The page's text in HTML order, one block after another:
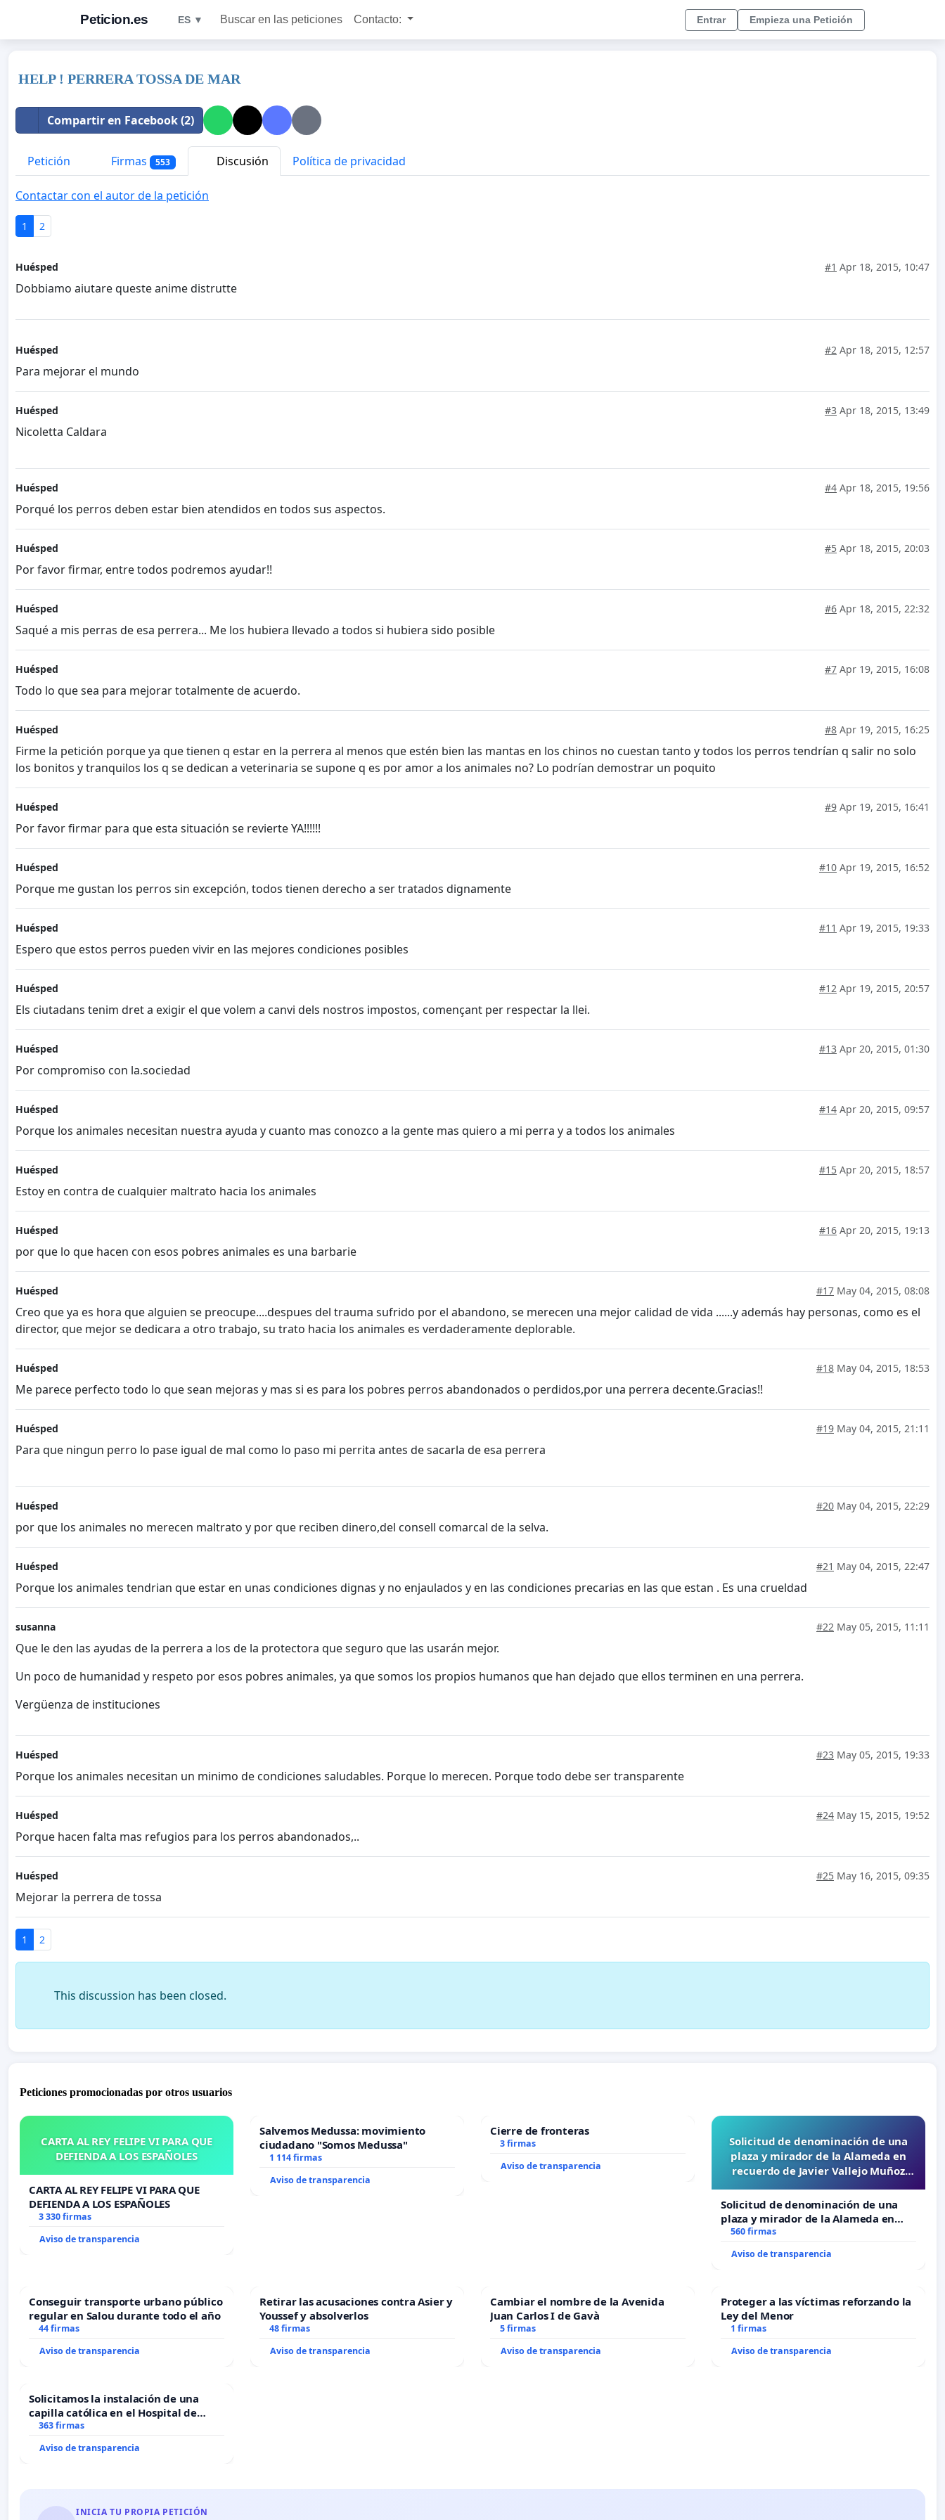
Peticion.es ES ▼ Buscar en las peticiones Contacto: Entrar Empieza una Petición
HELP ! PERRERA TOSSA DE MAR
Compartir en Facebook (2)
Petición Firmas 553 Discusión Política de privacidad
Contactar con el autor de la petición
1 2
Huésped #1 Apr 18, 2015, 10:47
Dobbiamo aiutare queste anime distrutte
Huésped #2 Apr 18, 2015, 12:57
Para mejorar el mundo
Huésped #3 Apr 18, 2015, 13:49
Nicoletta Caldara
Huésped #4 Apr 18, 2015, 19:56
Porqué los perros deben estar bien atendidos en todos sus aspectos.
Huésped #5 Apr 18, 2015, 20:03
Por favor firmar, entre todos podremos ayudar!!
Huésped #6 Apr 18, 2015, 22:32
Saqué a mis perras de esa perrera... Me los hubiera llevado a todos si hubiera sido posible
Huésped #7 Apr 19, 2015, 16:08
Todo lo que sea para mejorar totalmente de acuerdo.
Huésped #8 Apr 19, 2015, 16:25
Firme la petición porque ya que tienen q estar en la perrera al menos que estén bien las mantas en los chinos no cuestan tanto y todos los perros tendrían q salir no solo
los bonitos y tranquilos los q se dedican a veterinaria se supone q es por amor a los animales no? Lo podrían demostrar un poquito
Huésped #9 Apr 19, 2015, 16:41
Por favor firmar para que esta situación se revierte YA!!!!!!
Huésped #10 Apr 19, 2015, 16:52
Porque me gustan los perros sin excepción, todos tienen derecho a ser tratados dignamente
Huésped #11 Apr 19, 2015, 19:33
Espero que estos perros pueden vivir en las mejores condiciones posibles
Huésped #12 Apr 19, 2015, 20:57
Els ciutadans tenim dret a exigir el que volem a canvi dels nostros impostos, començant per respectar la llei.
Huésped #13 Apr 20, 2015, 01:30
Por compromiso con la.sociedad
Huésped #14 Apr 20, 2015, 09:57
Porque los animales necesitan nuestra ayuda y cuanto mas conozco a la gente mas quiero a mi perra y a todos los animales
Huésped #15 Apr 20, 2015, 18:57
Estoy en contra de cualquier maltrato hacia los animales
Huésped #16 Apr 20, 2015, 19:13
por que lo que hacen con esos pobres animales es una barbarie
Huésped #17 May 04, 2015, 08:08
Creo que ya es hora que alguien se preocupe....despues del trauma sufrido por el abandono, se merecen una mejor calidad de vida ......y además hay personas, como es el
director, que mejor se dedicara a otro trabajo, su trato hacia los animales es verdaderamente deplorable.
Huésped #18 May 04, 2015, 18:53
Me parece perfecto todo lo que sean mejoras y mas si es para los pobres perros abandonados o perdidos,por una perrera decente.Gracias!!
Huésped #19 May 04, 2015, 21:11
Para que ningun perro lo pase igual de mal como lo paso mi perrita antes de sacarla de esa perrera
Huésped #20 May 04, 2015, 22:29
por que los animales no merecen maltrato y por que reciben dinero,del consell comarcal de la selva.
Huésped #21 May 04, 2015, 22:47
Porque los animales tendrian que estar en unas condiciones dignas y no enjaulados y en las condiciones precarias en las que estan . Es una crueldad
susanna #22 May 05, 2015, 11:11
Que le den las ayudas de la perrera a los de la protectora que seguro que las usarán mejor.
Un poco de humanidad y respeto por esos pobres animales, ya que somos los propios humanos que han dejado que ellos terminen en una perrera.
Vergüenza de instituciones
Huésped #23 May 05, 2015, 19:33
Porque los animales necesitan un minimo de condiciones saludables. Porque lo merecen. Porque todo debe ser transparente
Huésped #24 May 15, 2015, 19:52
Porque hacen falta mas refugios para los perros abandonados,..
Huésped #25 May 16, 2015, 09:35
Mejorar la perrera de tossa
1 2
This discussion has been closed.
Peticiones promocionadas por otros usuarios
CARTA AL REY FELIPE VI PARA QUE
DEFIENDA A LOS ESPAÑOLES
CARTA AL REY FELIPE VI PARA QUE
DEFIENDA A LOS ESPAÑOLES
3 330 firmas
Aviso de transparencia
Salvemos Medussa: movimiento
ciudadano "Somos Medussa"
1 114 firmas
Aviso de transparencia
Cierre de fronteras
3 firmas
Aviso de transparencia
Solicitud de denominación de una
plaza y mirador de la Alameda en
recuerdo de Javier Vallejo Muñoz
Solicitud de denominación de una
plaza y mirador de la Alameda en
recuerdo de Javier Vallejo Muñoz
560 firmas
Aviso de transparencia
Conseguir transporte urbano público
regular en Salou durante todo el año
44 firmas
Aviso de transparencia
Retirar las acusaciones contra Asier y
Youssef y absolverlos
48 firmas
Aviso de transparencia
Cambiar el nombre de la Avenida
Juan Carlos I de Gavà
5 firmas
Aviso de transparencia
Proteger a las víctimas reforzando la
Ley del Menor
1 firmas
Aviso de transparencia
Solicitamos la instalación de una
capilla católica en el Hospital de
Alcañiz
363 firmas
Aviso de transparencia
INICIA TU PROPIA PETICIÓN